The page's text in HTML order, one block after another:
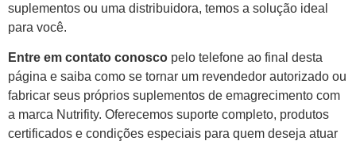
suplementos ou uma distribuidora, temos a solução ideal
para você.
Entre em contato conosco pelo telefone ao final desta
página e saiba como se tornar um revendedor autorizado ou
fabricar seus próprios suplementos de emagrecimento com
a marca Nutrifity. Oferecemos suporte completo, produtos
certificados e condições especiais para quem deseja atuar